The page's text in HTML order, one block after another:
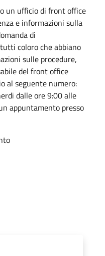
un ufficio di front office
e informazioni sulla
di
coloro che abbiano
sulle procedure,
del front office
al seguente numero:
dalle ore 9:00 alle
appuntamento presso